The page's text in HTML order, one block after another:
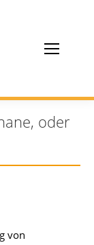
oder
von